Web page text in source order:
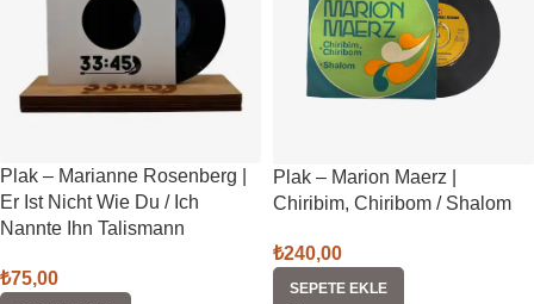
Plak – Marianne Rosenberg |
Er Ist Nicht Wie Du / Ich
Nannte Ihn Talismann
₺75,00
Plak – Marion Maerz |
Chiribim, Chiribom / Shalom
₺240,00
SEPETE EKLE